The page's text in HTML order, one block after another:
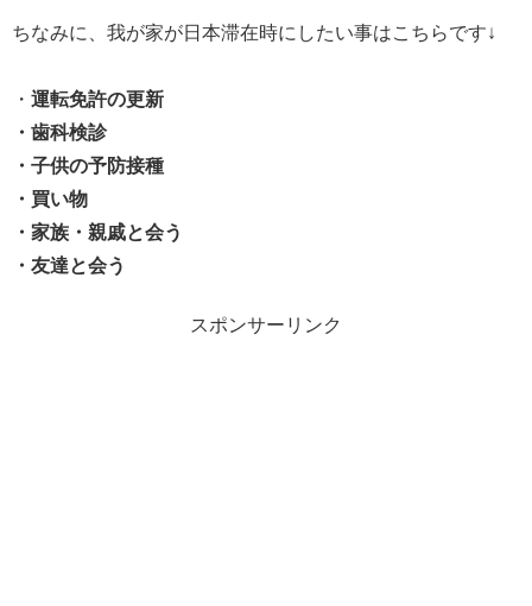
ちなみに、我が家が日本滞在時にしたい事はこちらです↓
・ 運転免許の更新
・歯科検診
・子供の予防接種
・買い物
・家族・親戚と会う
・友達と会う
スポンサーリンク